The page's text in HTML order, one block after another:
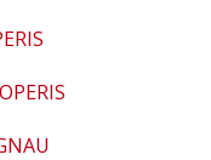
OPERIS